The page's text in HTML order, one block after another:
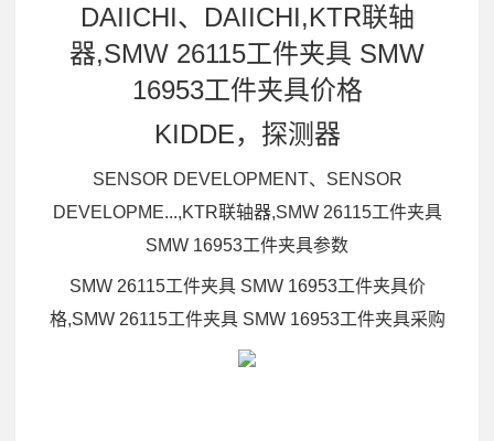
DAIICHI、DAIICHI,KTR联轴
器,SMW 26115工件夹具 SMW
16953工件夹具价格
KIDDE，探测器
SENSOR DEVELOPMENT、SENSOR
DEVELOPME...,KTR联轴器,SMW 26115工件夹具
SMW 16953工件夹具参数
SMW 26115工件夹具 SMW 16953工件夹具价
格,SMW 26115工件夹具 SMW 16953工件夹具采购